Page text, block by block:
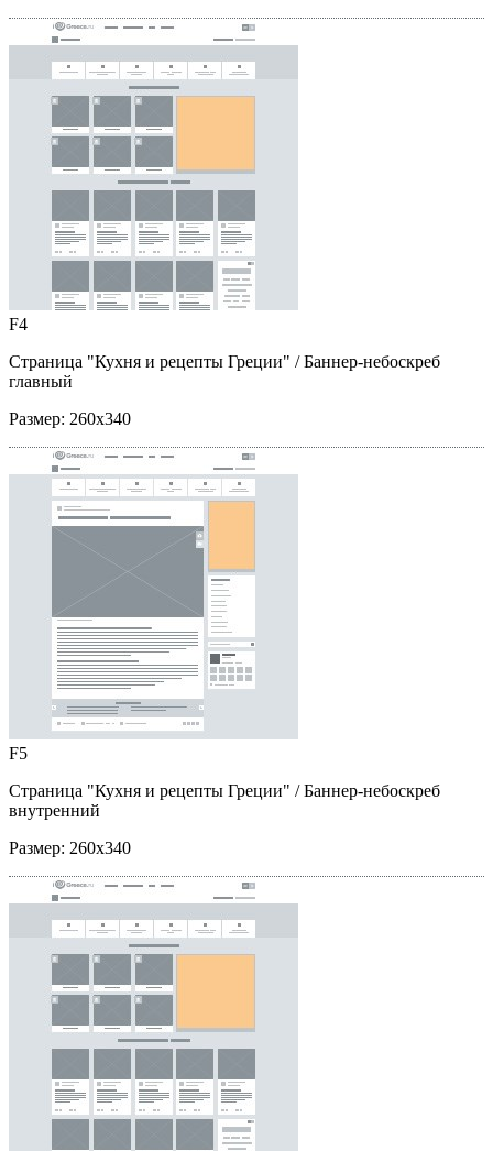
F4
Страница "Кухня и рецепты Греции" / Баннер-небоскреб
главный
Размер: 260x340
F5
Страница "Кухня и рецепты Греции" / Баннер-небоскреб
внутренний
Размер: 260x340